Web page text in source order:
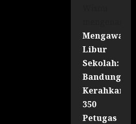
Mengawal
Libur
Sekolah:
Bandung
Kerahkan
350
Petugas